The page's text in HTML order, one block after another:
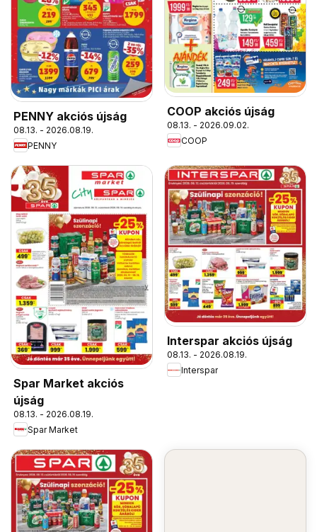
PENNY akciós újság
08.13. - 2026.08.19.
PENNY
COOP akciós újság
08.13. - 2026.09.02.
COOP
Spar Market akciós
újság
08.13. - 2026.08.19.
Spar Market
Interspar akciós újság
08.13. - 2026.08.19.
Interspar